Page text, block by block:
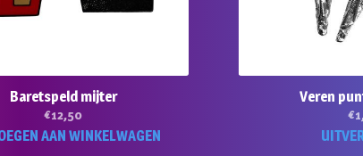
Baretspeld mijter
€12,50
AAN WINKELWAGEN
Veren
€